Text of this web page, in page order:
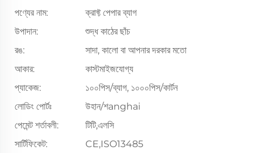
পণ্যের নাম:
ক্রাফ্ট পেপার ব্যাগ
উপাদান:
শুদ্ধ কাঠের ছাঁচ
রঙ:
সাদা, কালো বা আপনার দরকার মতো
আকার:
কাস্টমাইজযোগ্য
প্যাকেজ:
১০০পিস/ব্যাগ, ১০০০পিস/কার্টন
লোডিং পোর্টঃ
উহান/শanghai
পেমেন্ট শর্তাবলী:
টিটি,এলসি
সার্টিফিকেট:
CE,ISO13485